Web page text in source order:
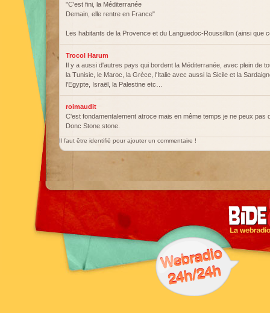
"C'est fini, la Méditerranée
Demain, elle rentre en France"
Les habitants de la Provence et du Languedoc-Roussillon (ainsi
Trocol Harum
Il y a aussi d'autres pays qui bordent la Méditerranée, avec plein de
la Tunisie, le Maroc, la Grèce, l'Italie avec aussi la Sicile et la
l'Egypte, Israël, la Palestine etc…
roimaudit
C'est fondamentalement atroce mais en même temps je ne peux pas
Donc Stone stone.
Il faut être identifié pour ajouter un commentaire !